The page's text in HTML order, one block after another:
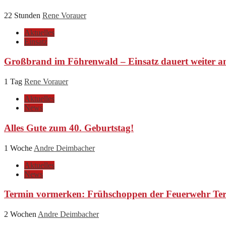
22 Stunden Rene Vorauer
Aktuelles
Einsatz
Großbrand im Föhrenwald – Einsatz dauert weiter
1 Tag Rene Vorauer
Aktuelles
News
Alles Gute zum 40. Geburtstag!
1 Woche Andre Deimbacher
Aktuelles
News
Termin vormerken: Frühschoppen der Feuerwehr
2 Wochen Andre Deimbacher